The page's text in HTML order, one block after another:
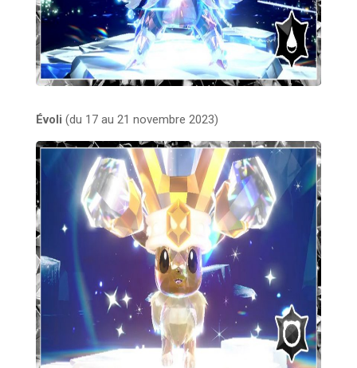
Évoli (du 17 au 21 novembre 2023)